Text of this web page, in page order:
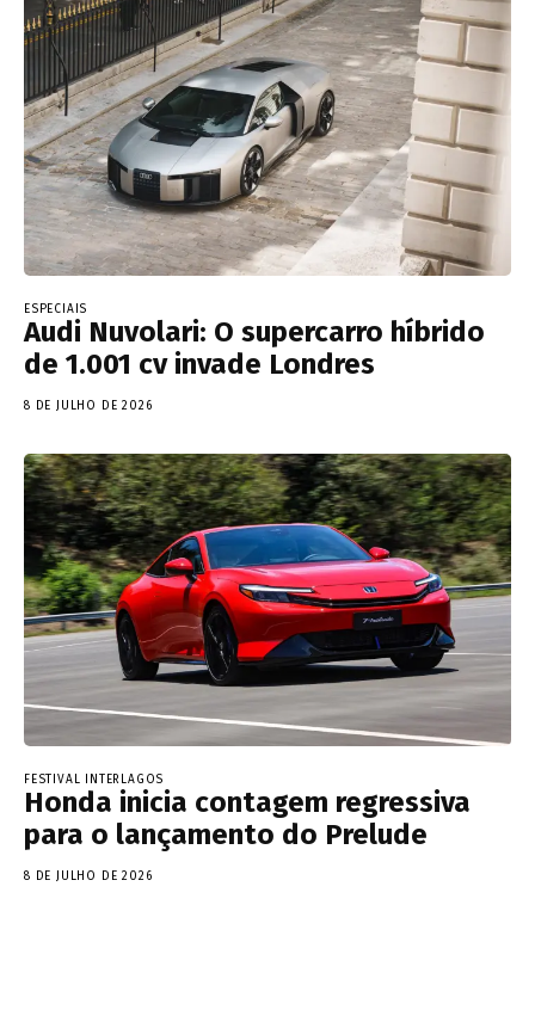
ESPECIAIS
Audi Nuvolari: O supercarro híbrido
de 1.001 cv invade Londres
8 DE JULHO DE 2026
FESTIVAL INTERLAGOS
Honda inicia contagem regressiva
para o lançamento do Prelude
8 DE JULHO DE 2026